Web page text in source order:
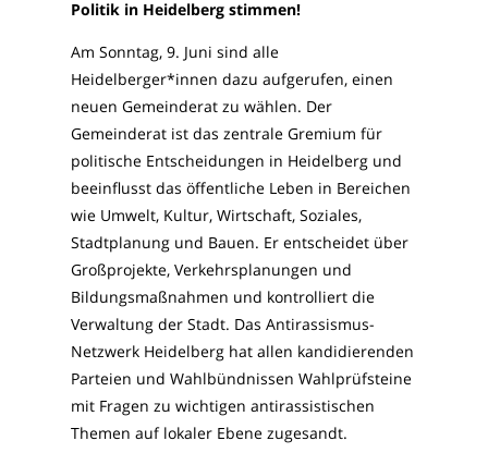
Politik in Heidelberg stimmen!
Am Sonntag, 9. Juni sind alle
Heidelberger*innen dazu aufgerufen, einen
neuen Gemeinderat zu wählen. Der
Gemeinderat ist das zentrale Gremium für
politische Entscheidungen in Heidelberg und
beeinflusst das öffentliche Leben in Bereichen
wie Umwelt, Kultur, Wirtschaft, Soziales,
Stadtplanung und Bauen. Er entscheidet über
Großprojekte, Verkehrsplanungen und
Bildungsmaßnahmen und kontrolliert die
Verwaltung der Stadt. Das Antirassismus-
Netzwerk Heidelberg hat allen kandidierenden
Parteien und Wahlbündnissen Wahlprüfsteine
mit Fragen zu wichtigen antirassistischen
Themen auf lokaler Ebene zugesandt.